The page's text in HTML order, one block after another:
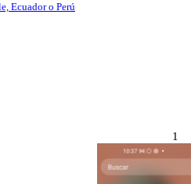
Ecuador o Perú
1